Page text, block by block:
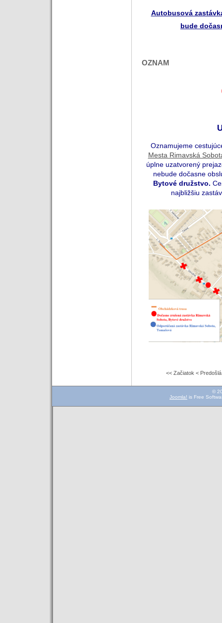
Autobusová
bude
OZNAM
Oznamujeme
Mesta Rimavská
úplne uzatvorený
nebude dočasne
Bytové družstvo.
najbližšiu
<< Začiatok < Predošlá
©
Joomla! is Free